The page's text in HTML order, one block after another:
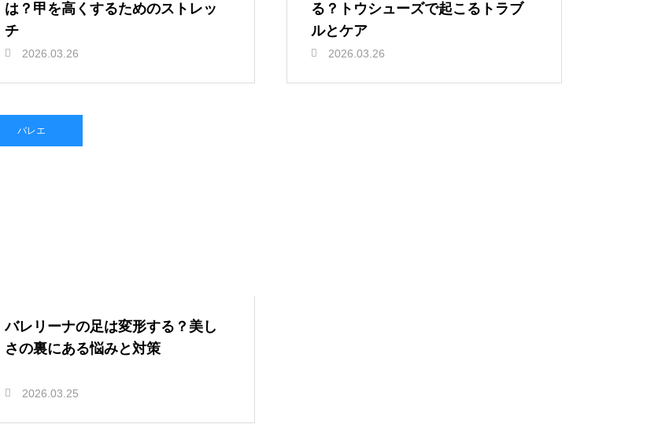
は？甲を高くするためのストレッ
チ
2026.03.26
る？トウシューズで起こるトラブ
ルとケア
2026.03.26
バレエ
バレリーナの足は変形する？美し
さの裏にある悩みと対策
2026.03.25